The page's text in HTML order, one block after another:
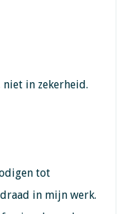
in zekerheid.
tot
in mijn werk.